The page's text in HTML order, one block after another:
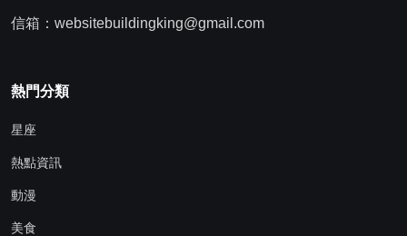
信箱：websitebuildingking@gmail.com
熱門分類
星座
熱點資訊
動漫
美食